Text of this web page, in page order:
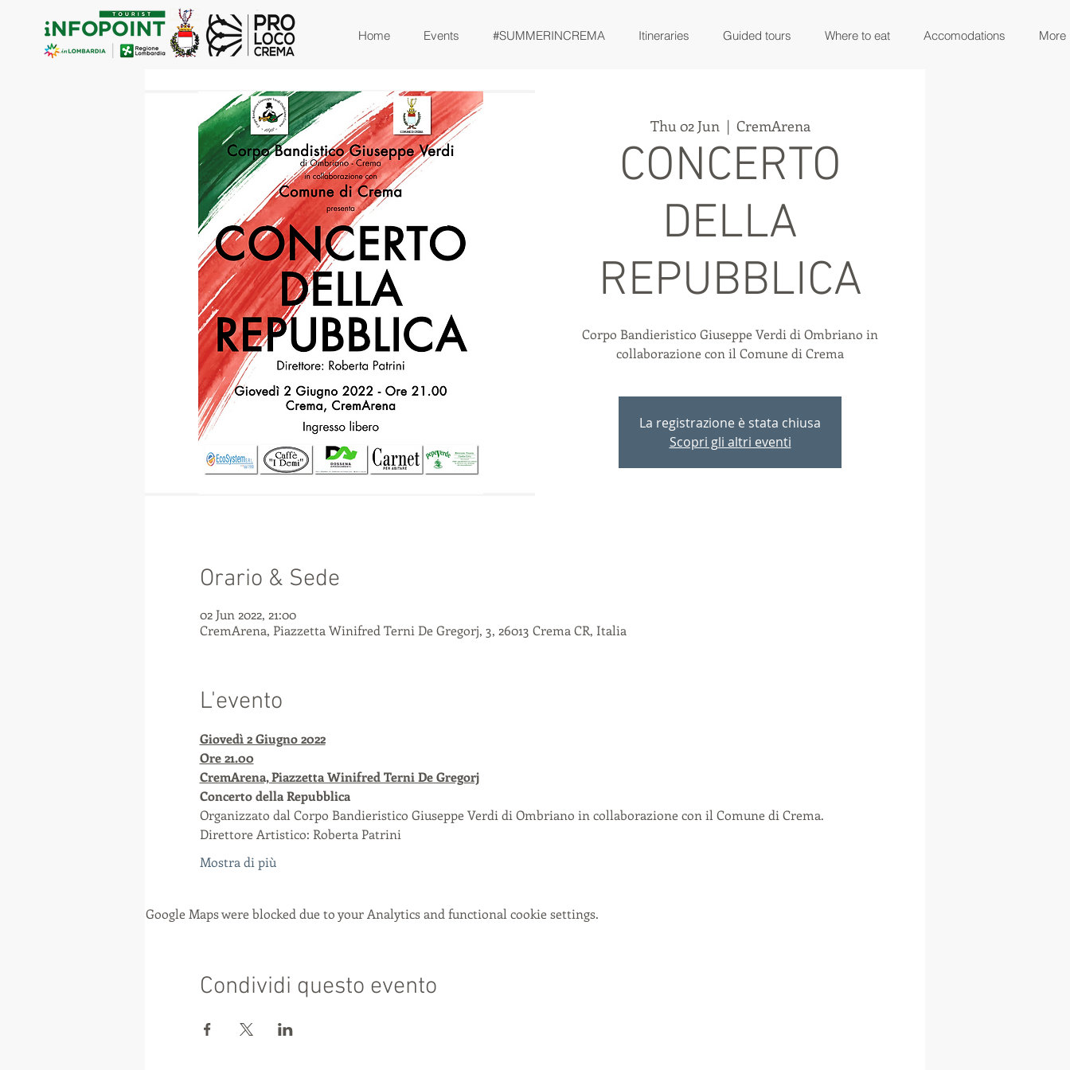
Home Events #SUMMERINCREMA Itineraries Guided tours Where to eat Accomodations More
Thu 02 Jun
  |
CremArena
CONCERTO
DELLA
REPUBBLICA
Corpo Bandieristico Giuseppe Verdi di Ombriano in
collaborazione con il Comune di Crema
La registrazione è stata chiusa
Scopri gli altri eventi
Orario & Sede
02 Jun 2022, 21:00
CremArena, Piazzetta Winifred Terni De Gregorj, 3, 26013 Crema CR, Italia
L'evento
Giovedì 2 Giugno 2022
Ore 21.00
CremArena, Piazzetta Winifred Terni De Gregorj
Concerto della Repubblica
Organizzato dal Corpo Bandieristico Giuseppe Verdi di Ombriano in collaborazione con il Comune di Crema.
Direttore Artistico: Roberta Patrini
Mostra di più
Google Maps were blocked due to your Analytics and functional cookie settings.
Condividi questo evento